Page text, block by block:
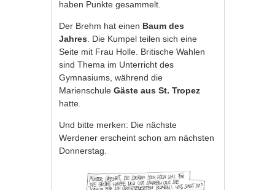
haben Punkte gesammelt.
Der Brehm hat einen Baum des
Jahres . Die Kumpel teilen sich eine
Seite mit Frau Holle. Britische Wahlen
sind Thema im Unterricht des
Gymnasiums, während die
MarienschuleGäste aus St. Tropez
hatte.
Und bitte merken: Die nächste
Werdener erscheint schon am nächsten
Donnerstag.